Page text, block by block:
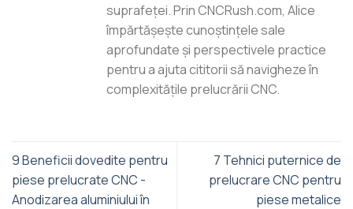
suprafeței. Prin CNCRush.com, Alice
împărtășește cunoștințele sale
aprofundate și perspectivele practice
pentru a ajuta cititorii să navigheze în
complexitățile prelucrării CNC.
9 Beneficii dovedite pentru
piese prelucrate CNC -
Anodizarea aluminiului în
7 Tehnici puternice de
prelucrare CNC pentru
piese metalice